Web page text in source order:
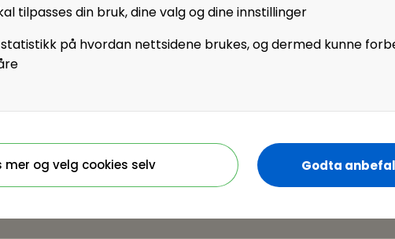
tilpasses din bruk, dine valg og dine innstillinger
på hvordan nettsidene brukes, og dermed kunne
mer og velg cookies selv Godta
innlegget får du
å oppnå
å videreutvikle og
det ikke?
autonomi - på
er nøkkel
Seime
deg på her